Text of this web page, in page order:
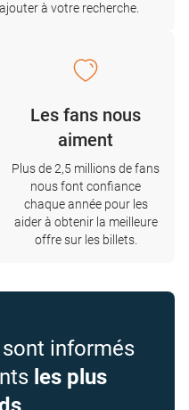
à votre recherche.
Les fans nous
aiment
Plus de 2,5 millions de fans
nous font confiance
chaque année pour les
aider à obtenir la meilleure
offre sur les billets.
informés
les plus